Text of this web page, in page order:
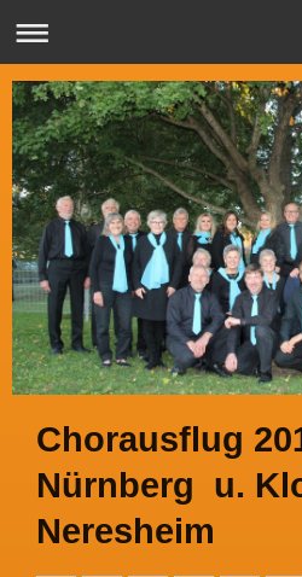
Chorausflug
Nürnberg u.
Neresheim